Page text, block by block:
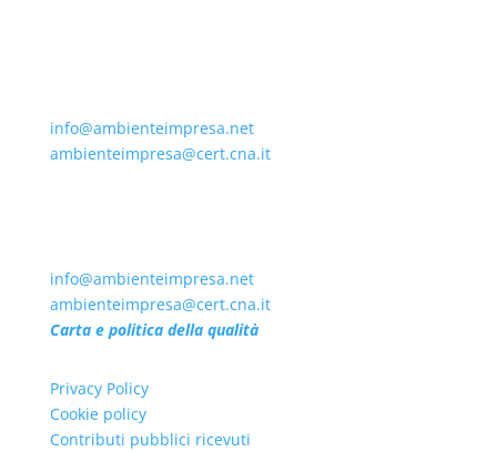
info@ambienteimpresa.net
ambienteimpresa@cert.cna.it
info@ambienteimpresa.net
ambienteimpresa@cert.cna.it
Carta e politica della qualità
Privacy Policy
Cookie policy
Contributi pubblici ricevuti